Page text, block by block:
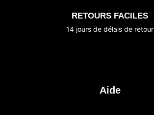
RETOURS FACILES
14 jours de délais de retour
Aide